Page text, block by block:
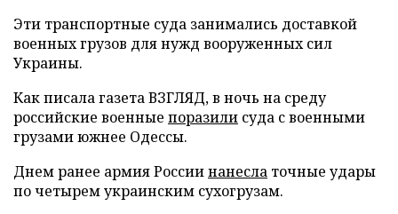
Эти транспортные суда занимались доставкой
военных грузов для нужд вооруженных сил
Украины.
Как писала газета ВЗГЛЯД, в ночь на среду
российские военные поразили суда с военными
грузами южнее Одессы.
Днем ранее армия Россиинанесла точные удары
по четырем украинским сухогрузам.